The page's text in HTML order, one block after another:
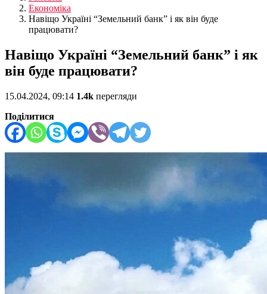
Економіка
Навіщо Україні “Земельний банк” і як він буде
працювати?
Навіщо Україні “Земельний банк” і як
він буде працювати?
15.04.2024, 09:14 1.4k перегляди
Поділитися